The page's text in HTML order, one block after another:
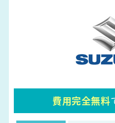
費用完全無料